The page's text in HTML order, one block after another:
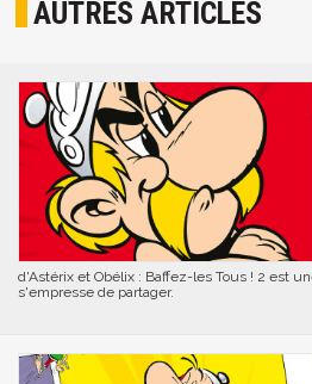
AUTRES ARTICLES
d'Astérix et Obélix : Baffez-les Tous ! 2 est
s'empresse de partager.